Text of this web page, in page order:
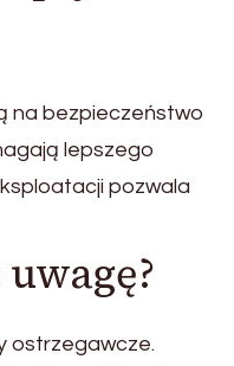
na bezpieczeństwo
lepszego
pozwala
ostrzegawcze.